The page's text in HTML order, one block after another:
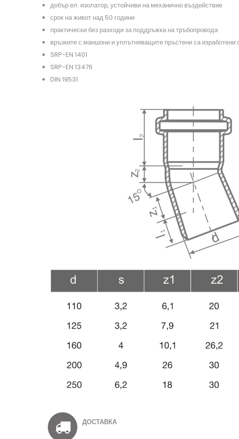
добър ел. изолатор, устойчиви на механично въздействие
срок на живот над 50 години
практически без разходи за поддръжка на тръбопровода
връзките с маншони и уплътняващите пръстени са изработени
SRP-EN 1401
SRP-EN 13476
DIN 19531
ДОСТАВКА